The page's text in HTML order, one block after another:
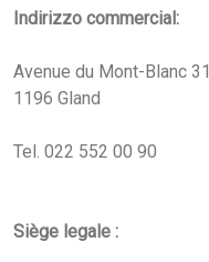
Indirizzo commercial:
Avenue du Mont-Blanc 31
1196 Gland
Tel. 022 552 00 90
Siège legale :